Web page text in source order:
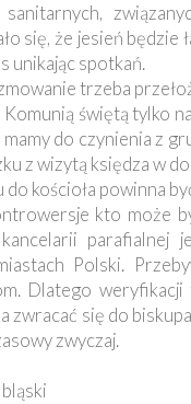
się, że jesień będzie
unikając spotkań.
trzeba
świętą tylko
do czynienia z
z wizytą księdza w
kościoła powinna
kto może
parafialnej
Polski.
Dlatego
zwracać się do
zwyczaj.